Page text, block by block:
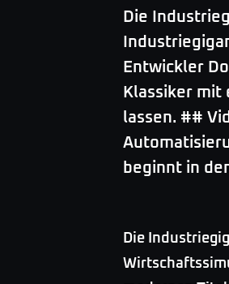
Die
Entwickler
Klassiker mit
lassen. ##
beginnt in
Die